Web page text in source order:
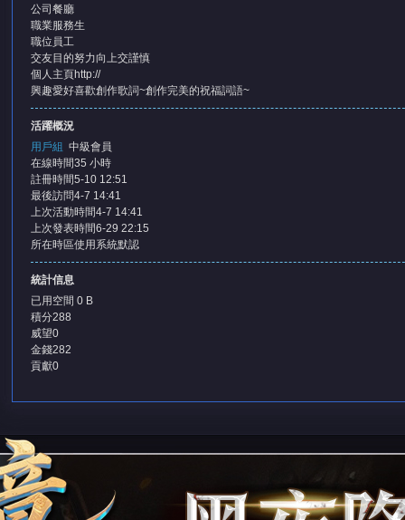
公司 餐廳
職業服務生
職位 員工
交友目的努力向上交謹慎
個人主頁http://
興趣愛好喜歡創作歌詞~創作完美的祝福詞語~
活躍概況
用戶組 中級會員
在線時間35 小時
註冊時間5-10 12:51
最後訪問4-7 14:41
上次活動時間4-7 14:41
上次發表時間6-29 22:15
所在時區使用系統默認
統計信息
已用空間 0 B
積分288
威望0
金錢282
貢獻0